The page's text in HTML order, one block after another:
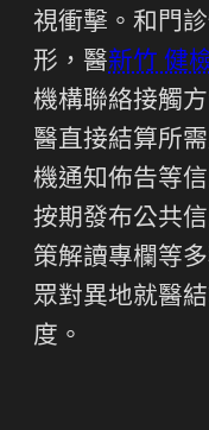
視衝擊。和門
形，醫新竹 健
機構聯絡接觸
醫直接結算所
機通知佈告等
按期發布公共
策解讀專欄等
眾對異地就醫
度。